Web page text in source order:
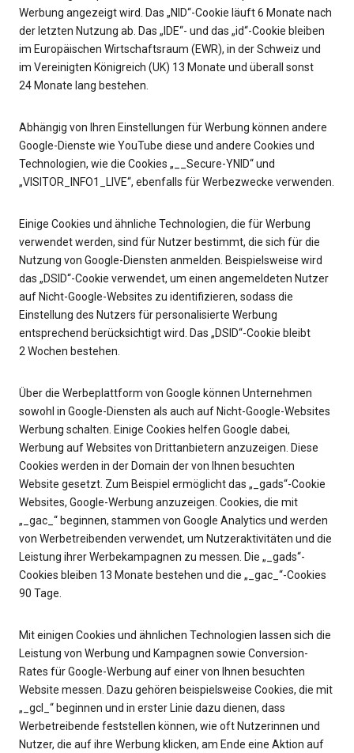
Werbung angezeigt wird. Das „NID“-Cookie läuft 6 Monate nach
der letzten Nutzung ab. Das „IDE“- und das „id“-Cookie bleiben
im Europäischen Wirtschaftsraum (EWR), in der Schweiz und
im Vereinigten Königreich (UK) 13 Monate und überall sonst
24 Monate lang bestehen.
Abhängig von Ihren Einstellungen für Werbung können andere
Google-Dienste wie YouTube diese und andere Cookies und
Technologien, wie die Cookies „__Secure-YNID“ und
„VISITOR_INFO1_LIVE“, ebenfalls für Werbezwecke verwenden.
Einige Cookies und ähnliche Technologien, die für Werbung
verwendet werden, sind für Nutzer bestimmt, die sich für die
Nutzung von Google-Diensten anmelden. Beispielsweise wird
das „DSID“-Cookie verwendet, um einen angemeldeten Nutzer
auf Nicht-Google-Websites zu identifizieren, sodass die
Einstellung des Nutzers für personalisierte Werbung
entsprechend berücksichtigt wird. Das „DSID“-Cookie bleibt
2 Wochen bestehen.
Über die Werbeplattform von Google können Unternehmen
sowohl in Google-Diensten als auch auf Nicht-Google-Websites
Werbung schalten. Einige Cookies helfen Google dabei,
Werbung auf Websites von Drittanbietern anzuzeigen. Diese
Cookies werden in der Domain der von Ihnen besuchten
Website gesetzt. Zum Beispiel ermöglicht das „_gads“-Cookie
Websites, Google-Werbung anzuzeigen. Cookies, die mit
„_gac_“ beginnen, stammen von Google Analytics und werden
von Werbetreibenden verwendet, um Nutzeraktivitäten und die
Leistung ihrer Werbekampagnen zu messen. Die „_gads“-
Cookies bleiben 13 Monate bestehen und die „_gac_“-Cookies
90 Tage.
Mit einigen Cookies und ähnlichen Technologien lassen sich die
Leistung von Werbung und Kampagnen sowie Conversion-
Rates für Google-Werbung auf einer von Ihnen besuchten
Website messen. Dazu gehören beispielsweise Cookies, die mit
„_gcl_“ beginnen und in erster Linie dazu dienen, dass
Werbetreibende feststellen können, wie oft Nutzerinnen und
Nutzer, die auf ihre Werbung klicken, am Ende eine Aktion auf